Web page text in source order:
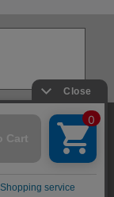
サイトマップ